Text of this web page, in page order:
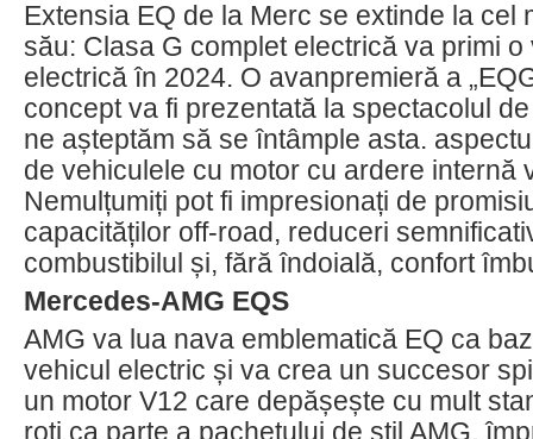
Extensia EQ de la Merc se extinde la cel
său: Clasa G complet electrică va primi
electrică în 2024. O avanpremieră a
concept va fi prezentată la spectacolul
ne așteptăm să se întâmple asta.
de vehiculele cu motor cu ardere internă
Nemulțumiți pot fi impresionați de
capacităților off-road, reduceri
combustibilul și, fără îndoială, confort
Mercedes-AMG EQS
AMG va lua nava emblematică EQ ca
vehicul electric și va crea un succesor
un motor V12 care depășește cu mult
roți ca parte a pachetului de stil AMG,